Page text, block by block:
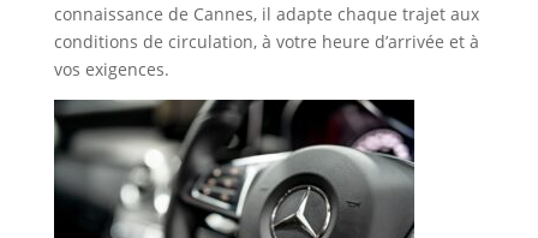
connaissance de Cannes, il adapte chaque trajet aux
conditions de circulation, à votre heure d’arrivée et à
vos exigences.